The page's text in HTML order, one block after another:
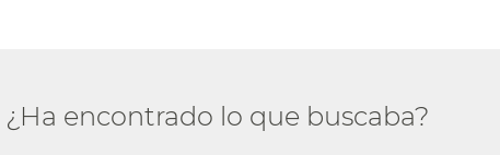
¿Ha encontrado lo que buscaba?​​